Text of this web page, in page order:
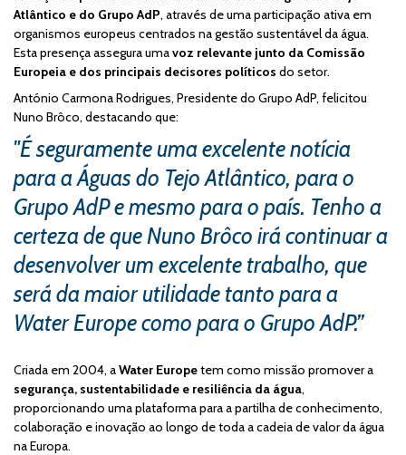
Atlântico e do Grupo AdP, através de uma participação ativa em
organismos europeus centrados na gestão sustentável da água.
Esta presença assegura umavoz relevante junto da Comissão
Europeia e dos principais decisores políticos do setor.
António Carmona Rodrigues, Presidente do Grupo AdP, felicitou
Nuno Brôco, destacando que:
"É seguramente uma excelente notícia
para a Águas do Tejo Atlântico, para o
Grupo AdP e mesmo para o país. Tenho a
certeza de que Nuno Brôco irá continuar a
desenvolver um excelente trabalho, que
será da maior utilidade tanto para a
Water Europe como para o Grupo AdP.”
Criada em 2004, aWater Europetem como missão promover a
segurança, sustentabilidade e resiliência da água,
proporcionando uma plataforma para a partilha de conhecimento,
colaboração e inovação ao longo de toda a cadeia de valor da água
na Europa.